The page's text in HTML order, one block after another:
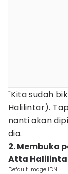
"Kita sudah
Halilintar).
nanti akan
dia.
2. Membuka
Atta
Default Image IDN